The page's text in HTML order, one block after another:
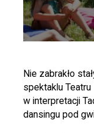
Nie zabrakło
spektaklu
w interpretacji
dansingu pod